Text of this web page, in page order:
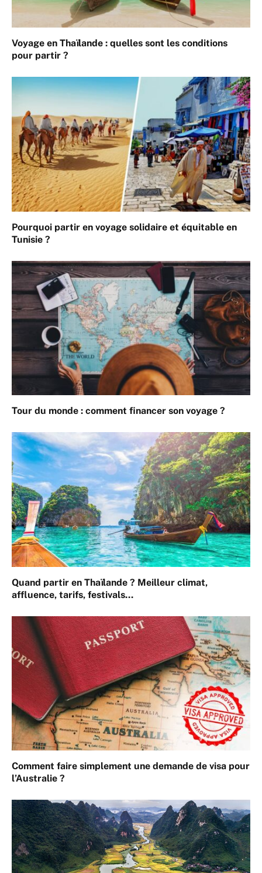
Voyage en Thaïlande : quelles sont les conditions
pour partir ?
Pourquoi partir en voyage solidaire et équitable en
Tunisie ?
Tour du monde : comment financer son voyage ?
Quand partir en Thaïlande ? Meilleur climat,
affluence, tarifs, festivals…
Comment faire simplement une demande de visa pour
l’Australie ?